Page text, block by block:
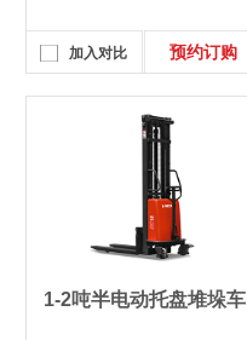
加入对比 预约订购
1-2吨半电动托盘堆垛车